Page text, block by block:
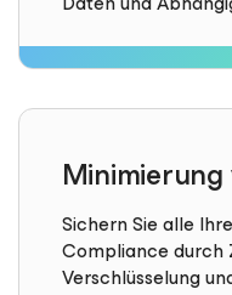
Minimierung
Sichern Sie alle
Compliance
Verschlüsselung